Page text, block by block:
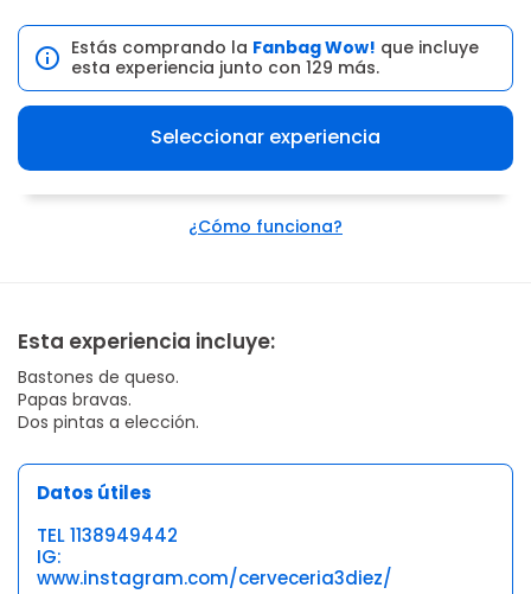
Estás comprando la Fanbag Wow! que incluye
esta experiencia junto con 129 más.
Seleccionar experiencia
¿Cómo funciona?
Esta experiencia incluye:
Bastones de queso.
Papas bravas.
Dos pintas a elección.
Datos útiles
TEL 1138949442
IG:
www.instagram.com/cerveceria3diez/